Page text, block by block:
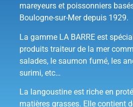
mareyeurs et poissonniers
Boulogne-sur-Mer depuis 1929.
La gamme LA BARRE est
produits traiteur de la mer
salades, le saumon fumé, les
surimi, etc…
La langoustine est riche en
matières grasses. Elle contient